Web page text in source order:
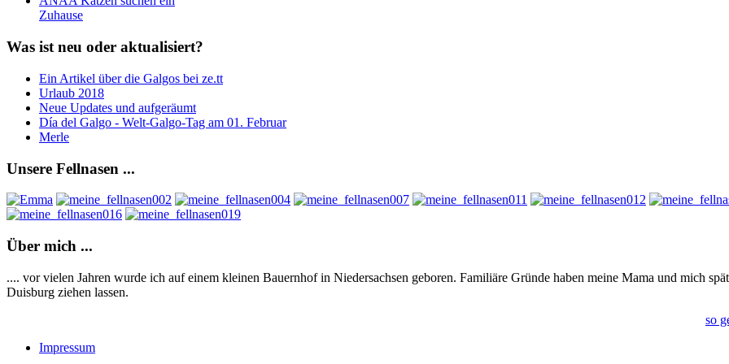
Zuhause
Was ist neu oder aktualisiert?
Ein Artikel über die Galgos bei ze.tt
Urlaub 2018
Neue Updates und aufgeräumt
Día del Galgo - Welt-Galgo-Tag am 01. Februar
Merle
Unsere Fellnasen ...
Über mich ...
.... vor vielen Jahren wurde ich auf einem kleinen Bauernhof in Niedersachsen geboren. Familiäre Gründe haben meine Mama und mich
Duisburg ziehen lassen.
so
Impressum